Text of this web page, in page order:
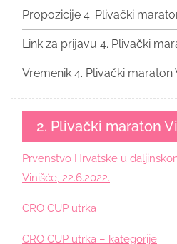
Propozicije 4. Plivački
Link za prijavu 4. Plivački
Vremenik 4. Plivački maraton
2. Plivački maraton
Prvenstvo Hrvatske u
Vinišće, 22.6.2022.
CRO CUP utrka
CRO CUP utrka – kategorije